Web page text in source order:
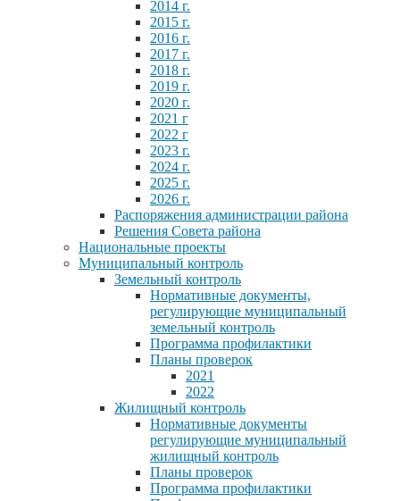
2014 г.
2015 г.
2016 г.
2017 г.
2018 г.
2019 г.
2020 г.
2021 г
2022 г
2023 г.
2024 г.
2025 г.
2026 г.
Распоряжения администрации района
Решения Совета района
Национальные проекты
Муниципальный контроль
Земельный контроль
Нормативные документы,
регулирующие муниципальный
земельный контроль
Программа профилактики
Планы проверок
2021
2022
Жилищный контроль
Нормативные документы
регулирующие муниципальный
жилищный контроль
Планы проверок
Программа профилактики